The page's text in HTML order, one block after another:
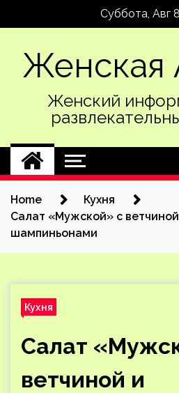
Суббота, Авг
Женская
Женский
Home
Кухня
Салат «Мужской» с
шампиньонами
Кухня
Салат
ветчиной и